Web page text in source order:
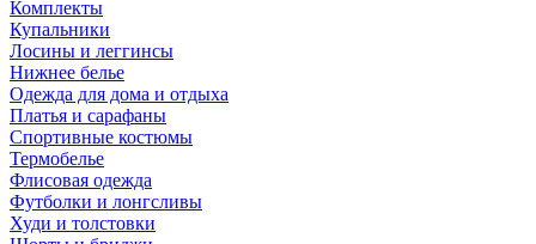
Комплекты
Купальники
Лосины и леггинсы
Нижнее белье
Одежда для дома и отдыха
Платья и сарафаны
Спортивные костюмы
Термобелье
Флисовая одежда
Футболки и лонгсливы
Худи и толстовки